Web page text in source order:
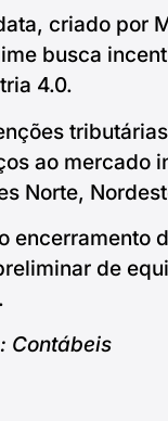
criado por
busca
4.0.
ao mercado
Norte,
encerramento
de
Contábeis